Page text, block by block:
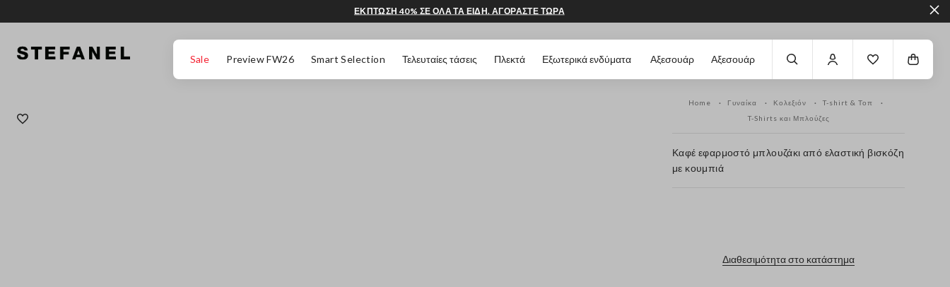
Sale Preview FW26 Smart Selection Τελευταίες τάσεις Πλεκτά Εξωτερικά ενδύματα Αξεσουάρ Αξεσουάρ
ΕΚΠΤΩΣΗ 40% ΣΕ ΟΛΑ ΤΑ ΕΙΔΗ. ΑΓΟΡΑΣΤΕ ΤΩΡΑ
Home Γυναίκα Κολεξιόν
T-shirt & Τοπ
T-Shirts και Μπλούζες
Καφέ εφαρμοστό μπλουζάκι από ελαστική βισκόζη
με κουμπιά
Διαθεσιμότητα στο κατάστημα